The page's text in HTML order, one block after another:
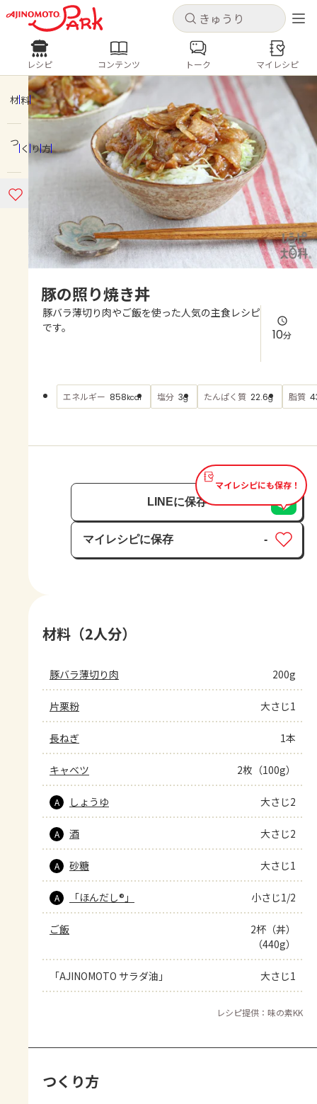
キャンセル
ログインするとレシピを保存できます
ログイン 新規登録
ホーム
コンテンツ
レシピ
よくあるお問い合わせ
AJINOMOTO PARK とは
キャンセル
レシピ コンテンツ
人気の食材・レシピ
きゅうり なす トマト
とうもろこし
みょうが ゴーヤ
レシピ コンテンツ トーク マイレシピ
材料
つくり方
豚の照り焼き丼
豚バラ薄切り肉やご飯を使った人気の主食レシピ
です。
10分
エネルギー 858kcal 塩分 3g たんぱく質 22.6g 脂質
マイレシピにも保存！
LINEに保存
マイレシピに保存
保存済み
-
材料（2人分）
豚バラ薄切り肉 200g
片栗粉 大さじ1
長ねぎ 1本
キャベツ 2枚（100g）
A しょうゆ 大さじ2
A 酒 大さじ2
A 砂糖 大さじ1
A 「ほんだし®」 小さじ1/2
ご飯
2杯（丼）
（440g）
「AJINOMOTO サラダ油」 大さじ1
レシピ提供：味の素KK
つくり方